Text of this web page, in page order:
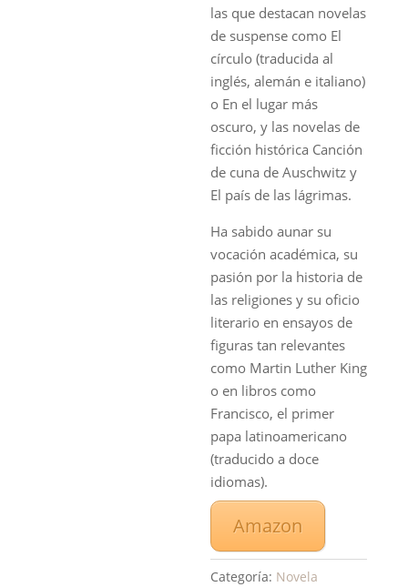
las que destacan novelas
de suspense como El
círculo (traducida al
inglés, alemán e italiano)
o En el lugar más
oscuro, y las novelas de
ficción histórica Canción
de cuna de Auschwitz y
El país de las lágrimas.
Ha sabido aunar su
vocación académica, su
pasión por la historia de
las religiones y su oficio
literario en ensayos de
figuras tan relevantes
como Martin Luther King
o en libros como
Francisco, el primer
papa latinoamericano
(traducido a doce
idiomas).
Amazon
Categoría: Novela